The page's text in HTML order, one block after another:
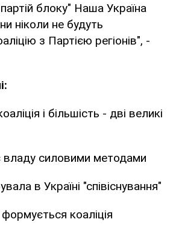
блоку" Наша Україна
ніколи не будуть
з Партією регіонів", -
і більшість - дві великі
владу силовими методами
в Україні "співіснування"
коаліція